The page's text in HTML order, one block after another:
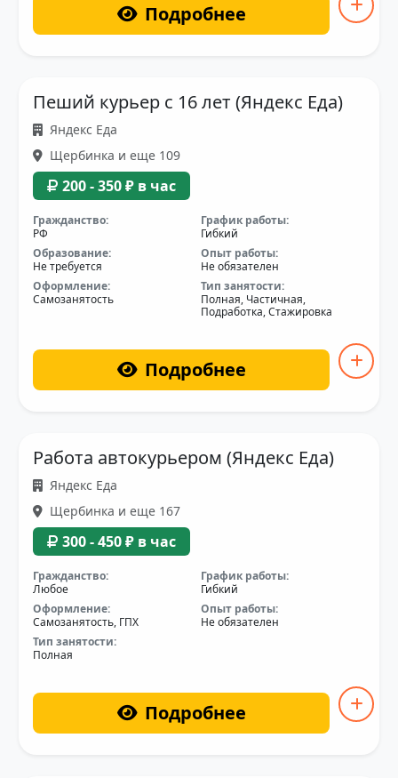
Подробнее
Пеший курьер с 16 лет (Яндекс Еда)
Яндекс Еда
Щербинка и еще 109
200 - 350 ₽ в час
Гражданство:
РФ
График работы:
Гибкий
Образование:
Не требуется
Опыт работы:
Не обязателен
Оформление:
Самозанятость
Тип занятости:
Полная, Частичная,
Подработка, Стажировка
Подробнее
Работа автокурьером (Яндекс Еда)
Яндекс Еда
Щербинка и еще 167
300 - 450 ₽ в час
Гражданство:
Любое
График работы:
Гибкий
Оформление:
Самозанятость, ГПХ
Опыт работы:
Не обязателен
Тип занятости:
Полная
Подробнее